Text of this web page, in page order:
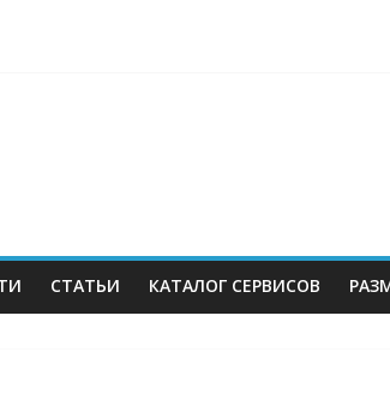
СТАТЬИ КАТАЛОГ СЕРВИСОВ